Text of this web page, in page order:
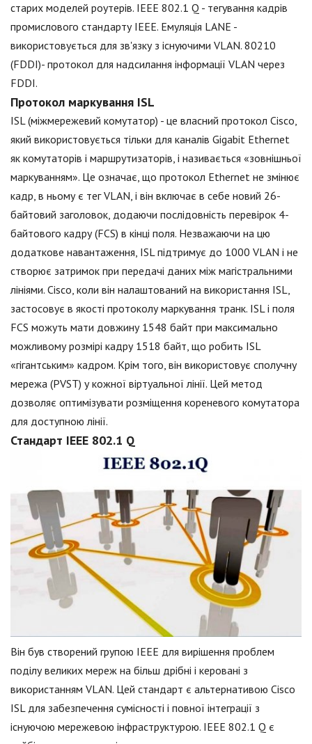
старих моделей роутерів. IEEE 802.1 Q - тегування кадрів
промислового стандарту IEEE. Емуляція LANE -
використовується для зв'язку з існуючими VLAN. 80210
(FDDI)- протокол для надсилання інформації VLAN через
FDDI.
Протокол маркування ISL
ISL (міжмережевий комутатор) - це власний протокол Cisco,
який використовується тільки для каналів Gigabit Ethernet
як комутаторів і маршрутизаторів, і називається «зовнішньої
маркуванням». Це означає, що протокол Ethernet не змінює
кадр, в ньому є тег VLAN, і він включає в себе новий 26-
байтовий заголовок, додаючи послідовність перевірок 4-
байтового кадру (FCS) в кінці поля. Незважаючи на цю
додаткове навантаження, ISL підтримує до 1000 VLAN і не
створює затримок при передачі даних між магістральними
лініями. Cisco, коли він налаштований на використання ISL,
застосовує в якості протоколу маркування транк. ISL і поля
FCS можуть мати довжину 1548 байт при максимально
можливому розмірі кадру 1518 байт, що робить ISL
«гігантським» кадром. Крім того, він використовує сполучну
мережа (PVST) у кожної віртуальної лінії. Цей метод
дозволяє оптимізувати розміщення кореневого комутатора
для доступною лінії.
Стандарт IEEE 802.1 Q
Він був створений групою IEEE для вирішення проблем
поділу великих мереж на більш дрібні і керовані з
використанням VLAN. Цей стандарт є альтернативою Cisco
ISL для забезпечення сумісності і повної інтеграції з
існуючою мережевою інфраструктурою. IEEE 802.1 Q є